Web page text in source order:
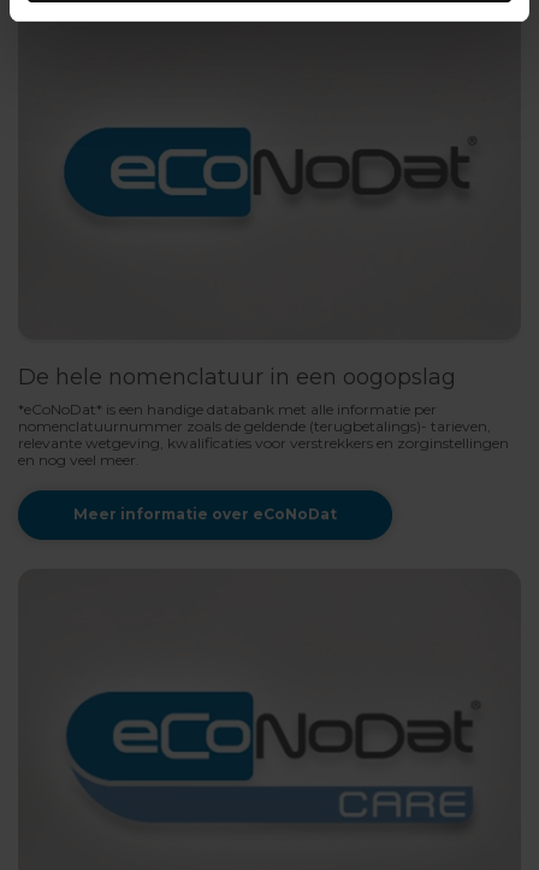
De hele nomenclatuur in een oogopslag
*eCoNoDat* is een handige databank met alle informatie per
nomenclatuurnummer zoals de geldende (terugbetalings)- tarieven,
relevante wetgeving, kwalificaties voor verstrekkers en zorginstellingen
en nog veel meer.
Meer informatie over eCoNoDat